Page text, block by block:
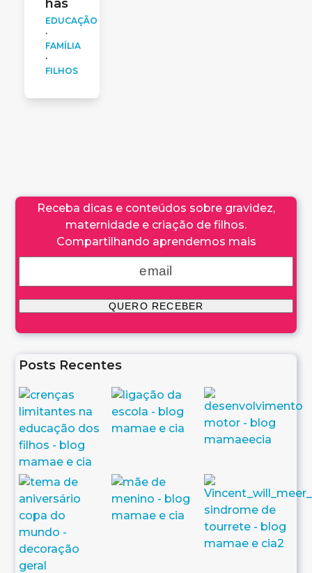
has
EDUCAÇÃO
·
FAMÍLIA
·
FILHOS
Receba dicas e conteúdos sobre gravidez,
maternidade e criação de filhos.
Compartilhando aprendemos mais
Posts Recentes